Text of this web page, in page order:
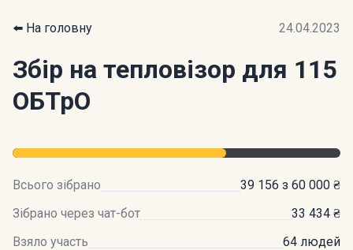
⬅️ На головну 24.04.2023
Збір на тепловізор для 115
ОБТрО
Всього зібрано
39 156 з 60 000 ₴
Зібрано через чат-бот
33 434 ₴
Взяло участь
64 людей